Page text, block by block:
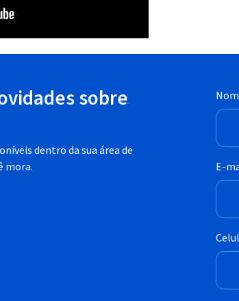
sobre
dentro da sua área de
mora.
E-